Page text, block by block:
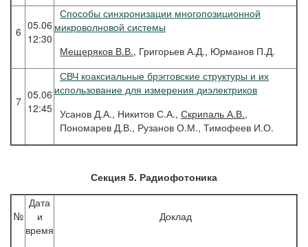
6 05.06
12:30
Способы синхронизации многопозиционной
микроволновой системы
Мещеряков В.В., Григорьев А.Д., Юрманов П.Д.
7 05.06
12:45
СВЧ коаксиальные брэгговские структуры и их
использование для измерения диэлектриков
Усанов Д.А., Никитов С.А., Скрипаль А.В.,
Пономарев Д.В., Рузанов О.М., Тимофеев И.О.
Секция 5. Радиофотоника
№
Дата
и
время
Доклад